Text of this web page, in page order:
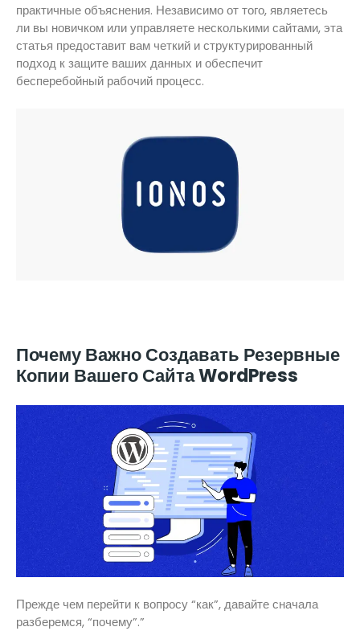
практичные объяснения. Независимо от того, являетесь
ли вы новичком или управляете несколькими сайтами, эта
статья предоставит вам четкий и структурированный
подход к защите ваших данных и обеспечит
бесперебойный рабочий процесс.
Почему Важно Создавать Резервные
Копии Вашего Сайта WordPress
Прежде чем перейти к вопросу “как”, давайте сначала
разберемся, “почему”.”